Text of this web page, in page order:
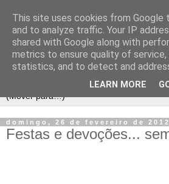
domingo, 26 de fevereiro de 2012
Festas e devoções...
This site uses cookies from Google
and to analyze traffic. Your IP
shared with Google along with
metrics to ensure quality of service,
statistics, and to detect and
LEARN MORE